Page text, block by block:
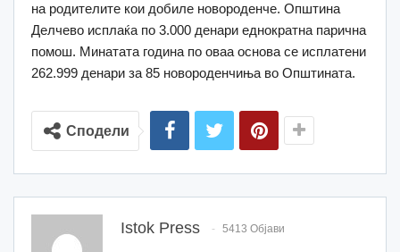
на родителите кои добиле новороденче. Општина
Делчево исплаќа по 3.000 денари еднократна парична
помош. Минатата година по оваа основа се исплатени
262.999 денари за 85 новороденчиња во Општината.
Сподели
Istok Press 5413 Објави